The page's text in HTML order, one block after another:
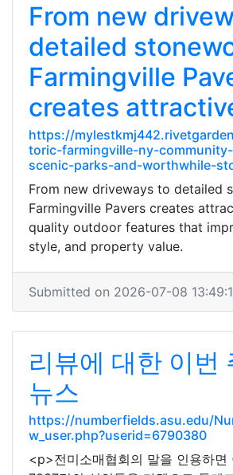
From new
detailed
Farmingville
creates
https://
toric-farmingville-ny-
scenic-parks-and-worthwhile-
From new driveways to detailed
Farmingville Pavers creates
quality outdoor features that
style, and property value.
Submitted on 2026-07-08
리뷰에 대한 이번
뉴스
https://numberfields.asu.edu/
w_user.php?userid=6790380
<p>전미소매협회의 말을 인용하면